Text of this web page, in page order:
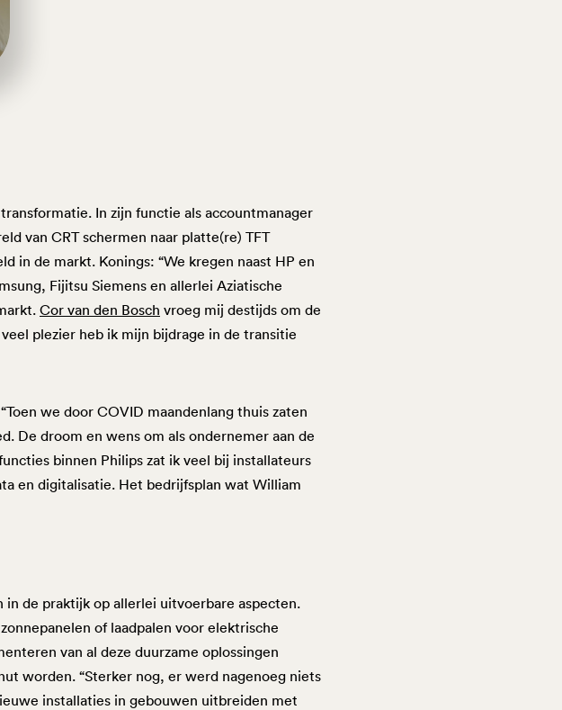
In zijn functie als accountmanager
van CRT schermen naar platte(re) TFT
in de markt. Konings: “We kregen naast HP en
Fijitsu Siemens en allerlei Aziatische
Cor van den Bosch vroeg mij destijds om de
plezier heb ik mijn bijdrage in de transitie
we door COVID maandenlang thuis zaten
De droom en wens om als ondernemer aan de
binnen Philips zat ik veel bij installateurs
en digitalisatie. Het bedrijfsplan wat William
de praktijk op allerlei uitvoerbare aspecten.
of laadpalen voor elektrische
van al deze duurzame oplossingen
worden. “Sterker nog, er werd nagenoeg niets
installaties in gebouwen uitbreiden met